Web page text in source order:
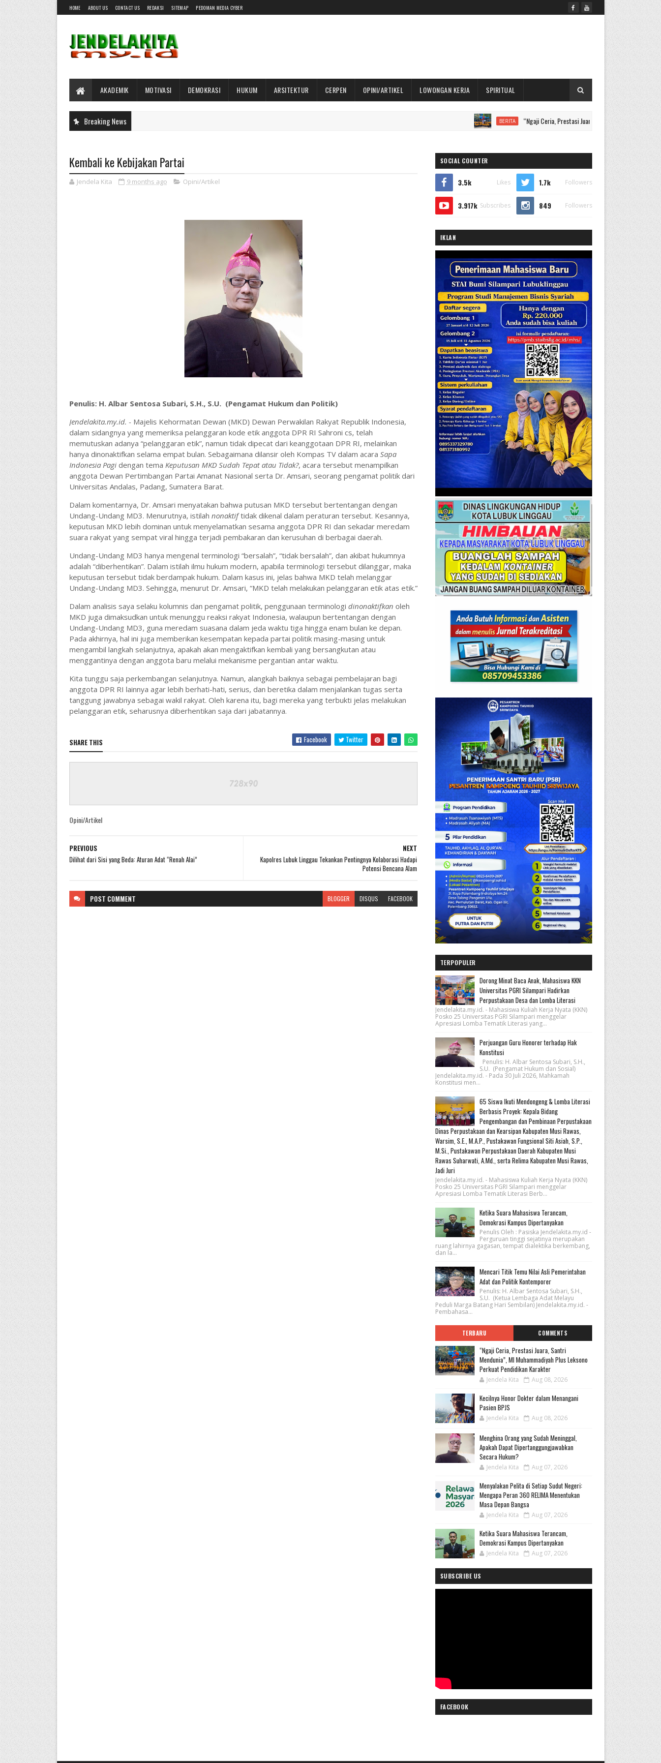
HOME ABOUT US CONTACT US REDAKSI SITEMAP PEDOMAN MEDIA CYBER
AKADEMIK MOTIVASI DEMOKRASI HUKUM ARSITEKTUR CERPEN OPINI/ARTIKEL LOWONGAN KERJA SPIRITUAL
Breaking News BERITA “Ngaji Ceria, Prestasi Juara, Santri Mendunia”, MI
Kembali ke Kebijakan Partai
Jendela Kita 9 months ago Opini/Artikel
Penulis: H. Albar Sentosa Subari, S.H., S.U. (Pengamat Hukum dan Politik)
Jendelakita.my.id. - Majelis Kehormatan Dewan (MKD) Dewan Perwakilan Rakyat Republik Indonesia,
dalam sidangnya yang memeriksa pelanggaran kode etik anggota DPR RI Sahroni cs, telah
memutuskan adanya “pelanggaran etik”, namun tidak dipecat dari keanggotaan DPR RI, melainkan
hanya dinonaktifkan selama empat bulan. Sebagaimana dilansir oleh Kompas TV dalam acara Sapa
Indonesia Pagidengan tema Keputusan MKD Sudah Tepat atau Tidak?, acara tersebut menampilkan
anggota Dewan Pertimbangan Partai Amanat Nasional serta Dr. Amsari, seorang pengamat politik dari
Universitas Andalas, Padang, Sumatera Barat.
Dalam komentarnya, Dr. Amsari menyatakan bahwa putusan MKD tersebut bertentangan dengan
Undang-Undang MD3. Menurutnya, istilah nonaktiftidak dikenal dalam peraturan tersebut. Kesannya,
keputusan MKD lebih dominan untuk menyelamatkan sesama anggota DPR RI dan sekadar meredam
suara rakyat yang sempat viral hingga terjadi pembakaran dan kerusuhan di berbagai daerah.
Undang-Undang MD3 hanya mengenal terminologi “bersalah”, “tidak bersalah”, dan akibat hukumnya
adalah “diberhentikan”. Dalam istilah ilmu hukum modern, apabila terminologi tersebut dilanggar, maka
keputusan tersebut tidak berdampak hukum. Dalam kasus ini, jelas bahwa MKD telah melanggar
Undang-Undang MD3. Sehingga, menurut Dr. Amsari, “MKD telah melakukan pelanggaran etik atas etik.”
Dalam analisis saya selaku kolumnis dan pengamat politik, penggunaan terminologi dinonaktifkan oleh
MKD juga dimaksudkan untuk menunggu reaksi rakyat Indonesia, walaupun bertentangan dengan
Undang-Undang MD3, guna meredam suasana dalam jeda waktu tiga hingga enam bulan ke depan.
Pada akhirnya, hal ini juga memberikan kesempatan kepada partai politik masing-masing untuk
mengambil langkah selanjutnya, apakah akan mengaktifkan kembali yang bersangkutan atau
menggantinya dengan anggota baru melalui mekanisme pergantian antar waktu.
Kita tunggu saja perkembangan selanjutnya. Namun, alangkah baiknya sebagai pembelajaran bagi
anggota DPR RI lainnya agar lebih berhati-hati, serius, dan beretika dalam menjalankan tugas serta
tanggung jawabnya sebagai wakil rakyat. Oleh karena itu, bagi mereka yang terbukti jelas melakukan
pelanggaran etik, seharusnya diberhentikan saja dari jabatannya.
SHARE THIS Facebook Twitter
Opini/Artikel
NEXT
Kapolres Lubuk Linggau Tekankan Pentingnya Kolaborasi Hadapi
Potensi Bencana Alam
PREVIOUS
Dilihat dari Sisi yang Beda: Aturan Adat “Renah Alai”
POST COMMENT BLOGGER DISQUS FACEBOOK
SOCIAL COUNTER
3.5k Likes 1.7k Followers
3.917k Subscribes 849 Followers
IKLAN
TERPOPULER
Dorong Minat Baca Anak, Mahasiswa KKN
Universitas PGRI Silampari Hadirkan
Perpustakaan Desa dan Lomba Literasi
Jendelakita.my.id. - Mahasiswa Kuliah Kerja Nyata (KKN)
Posko 25 Universitas PGRI Silampari menggelar
Apresiasi Lomba Tematik Literasi yang...
Perjuangan Guru Honorer terhadap Hak
Konstitusi
Penulis: H. Albar Sentosa Subari, S.H.,
S.U. (Pengamat Hukum dan Sosial)
Jendelakita.my.id. - Pada 30 Juli 2026, Mahkamah
Konstitusi men...
65 Siswa Ikuti Mendongeng & Lomba Literasi
Berbasis Proyek: Kepala Bidang
Pengembangan dan Pembinaan Perpustakaan
Dinas Perpustakaan dan Kearsipan Kabupaten Musi Rawas,
Warsim, S.E., M.A.P., Pustakawan Fungsional Siti Asiah, S.P.,
M.Si., Pustakawan Perpustakaan Daerah Kabupaten Musi
Rawas Suharwati, A.Md., serta Relima Kabupaten Musi Rawas,
Jadi Juri
Jendelakita.my.id. - Mahasiswa Kuliah Kerja Nyata (KKN)
Posko 25 Universitas PGRI Silampari menggelar
Apresiasi Lomba Tematik Literasi Berb...
Ketika Suara Mahasiswa Terancam,
Demokrasi Kampus Dipertanyakan
Penulis Oleh : Pasiska Jendelakita.my.id -
Perguruan tinggi sejatinya merupakan
ruang lahirnya gagasan, tempat dialektika berkembang,
dan la...
Mencari Titik Temu Nilai Asli Pemerintahan
Adat dan Politik Kontemporer
Penulis: H. Albar Sentosa Subari, S.H.,
S.U. (Ketua Lembaga Adat Melayu
Peduli Marga Batang Hari Sembilan) Jendelakita.my.id. -
Pembahasa...
TERBARU COMMENTS
“Ngaji Ceria, Prestasi Juara, Santri
Mendunia”, MI Muhammadiyah Plus Leksono
Perkuat Pendidikan Karakter
Jendela Kita Aug 08, 2026
Kecilnya Honor Dokter dalam Menangani
Pasien BPJS
Jendela Kita Aug 08, 2026
Menghina Orang yang Sudah Meninggal,
Apakah Dapat Dipertanggungjawabkan
Secara Hukum?
Jendela Kita Aug 07, 2026
Menyalakan Pelita di Setiap Sudut Negeri:
Mengapa Peran 360 RELIMA Menentukan
Masa Depan Bangsa
Jendela Kita Aug 07, 2026
Ketika Suara Mahasiswa Terancam,
Demokrasi Kampus Dipertanyakan
Jendela Kita Aug 07, 2026
SUBSCRIBE US
FACEBOOK